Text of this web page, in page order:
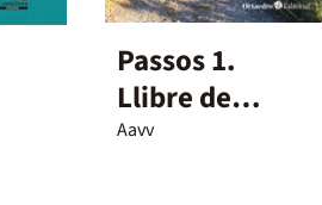
Passos 1.
Llibre de
classe. Nivell
Aavv